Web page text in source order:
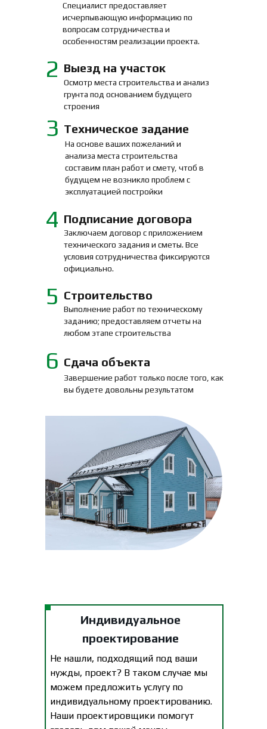
Специалист предоставляет
исчерпывающую информацию по
вопросам сотрудничества и
особенностям реализации проекта.
Выезд на участок
Осмотр места строительства и анализ
грунта под основанием будущего
строения
2
Техническое задание
На основе ваших пожеланий и
анализа места строительства
составим план работ и смету, чтоб в
будущем не возникло проблем с
эксплуатацией постройки
3
Подписание договора
Заключаем договор с приложением
технического задания и сметы. Все
условия сотрудничества фиксируются
официально.
4
Сдача объекта
Завершение работ только после того, как
вы будете довольны результатом
6
Строительство
Выполнение работ по техническому
заданию; предоставляем отчеты на
любом этапе строительства
5
Не нашли, подходящий под ваши
нужды, проект? В таком случае мы
можем предложить услугу по
индивидуальному проектированию.
Наши проектировщики помогут
Индивидуальное
проектирование